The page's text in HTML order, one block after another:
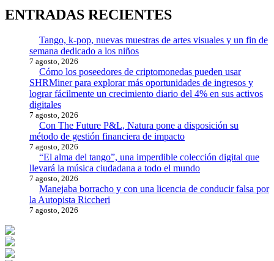
ENTRADAS RECIENTES
Tango, k-pop, nuevas muestras de artes visuales y un fin de
semana dedicado a los niños
7 agosto, 2026
Cómo los poseedores de criptomonedas pueden usar
SHRMiner para explorar más oportunidades de ingresos y
lograr fácilmente un crecimiento diario del 4% en sus activos
digitales
7 agosto, 2026
Con The Future P&L, Natura pone a disposición su
método de gestión financiera de impacto
7 agosto, 2026
“El alma del tango”, una imperdible colección digital que
llevará la música ciudadana a todo el mundo
7 agosto, 2026
Manejaba borracho y con una licencia de conducir falsa por
la Autopista Riccheri
7 agosto, 2026